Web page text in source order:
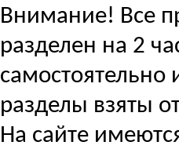
Внимание! Все
разделен на 2
самостоятельно
разделы взяты
На сайте